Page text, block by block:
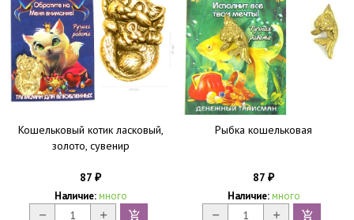
Кошельковый котик ласковый,
золото, сувенир
87 ₽
Наличие: много
Рыбка кошельковая
87 ₽
Наличие: много